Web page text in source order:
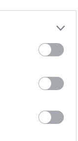
Brother P-Touch PT-
E550WVP, PT-P700,